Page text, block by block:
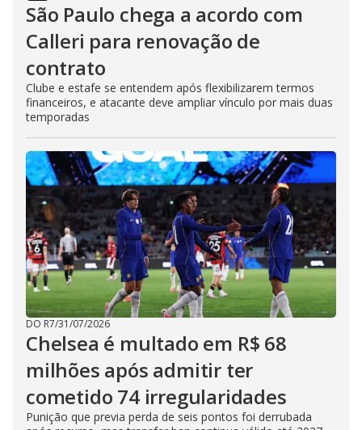
São Paulo chega a acordo com
Calleri para renovação de
contrato
Clube e estafe se entendem após flexibilizarem termos
financeiros, e atacante deve ampliar vínculo por mais duas
temporadas
DO R7/31/07/2026
Chelsea é multado em R$ 68
milhões após admitir ter
cometido 74 irregularidades
Punição que previa perda de seis pontos foi derrubada